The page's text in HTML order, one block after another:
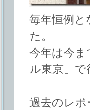
毎年恒例
た。
今年は今
ル東京」で
過去のレ